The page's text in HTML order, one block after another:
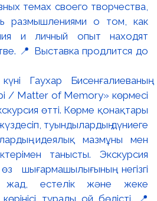
Гаухар Бисенғалиеваның
/ Matter of Memory» көрмесі
өтті. Көрме қонақтары
туындылардың дүниеге
идеялық мазмұны мен
танысты. Экскурсия
шығармашылығының негізгі
жад, естелік және жеке